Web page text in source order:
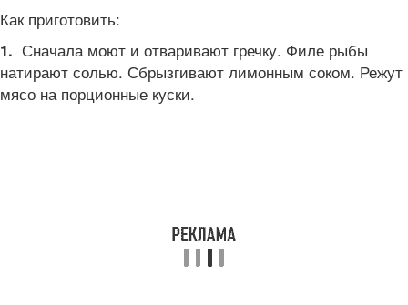
Как приготовить:
1. Сначала моют и отваривают гречку. Филе рыбы
натирают солью. Сбрызгивают лимонным соком. Режут
мясо на порционные куски.